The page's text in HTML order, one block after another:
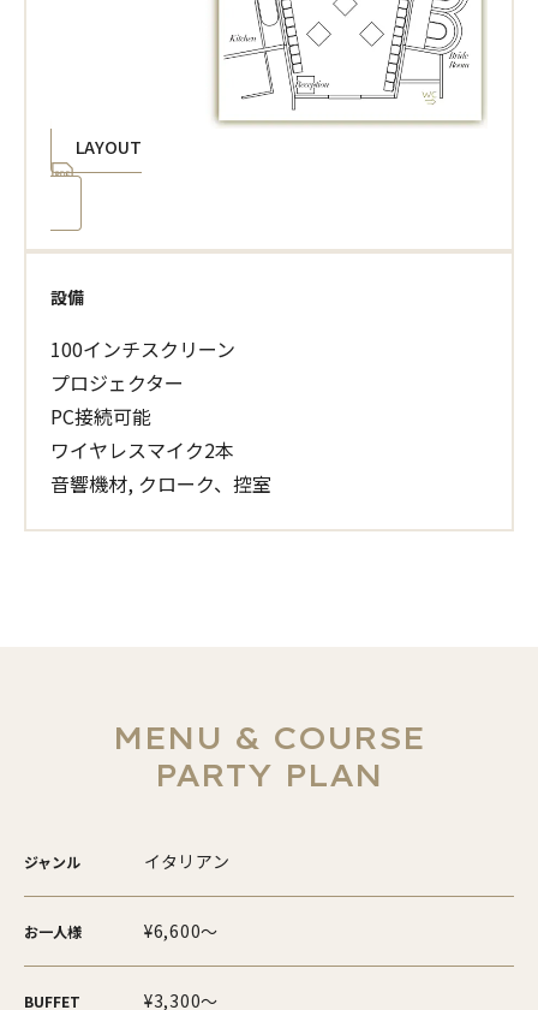
LAYOUT
設備
100インチスクリーン
プロジェクター
PC接続可能
ワイヤレスマイク2本
音響機材, クローク、控室
MENU & COURSE
PARTY PLAN
ジャンル イタリアン
お一人様 ¥6,600～
BUFFET ¥3,300～